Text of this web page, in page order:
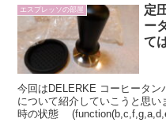
エスプレッソの部屋
定
ー
て
今回はDELERKE コーヒータン
について紹介していこうと思います
時の状態